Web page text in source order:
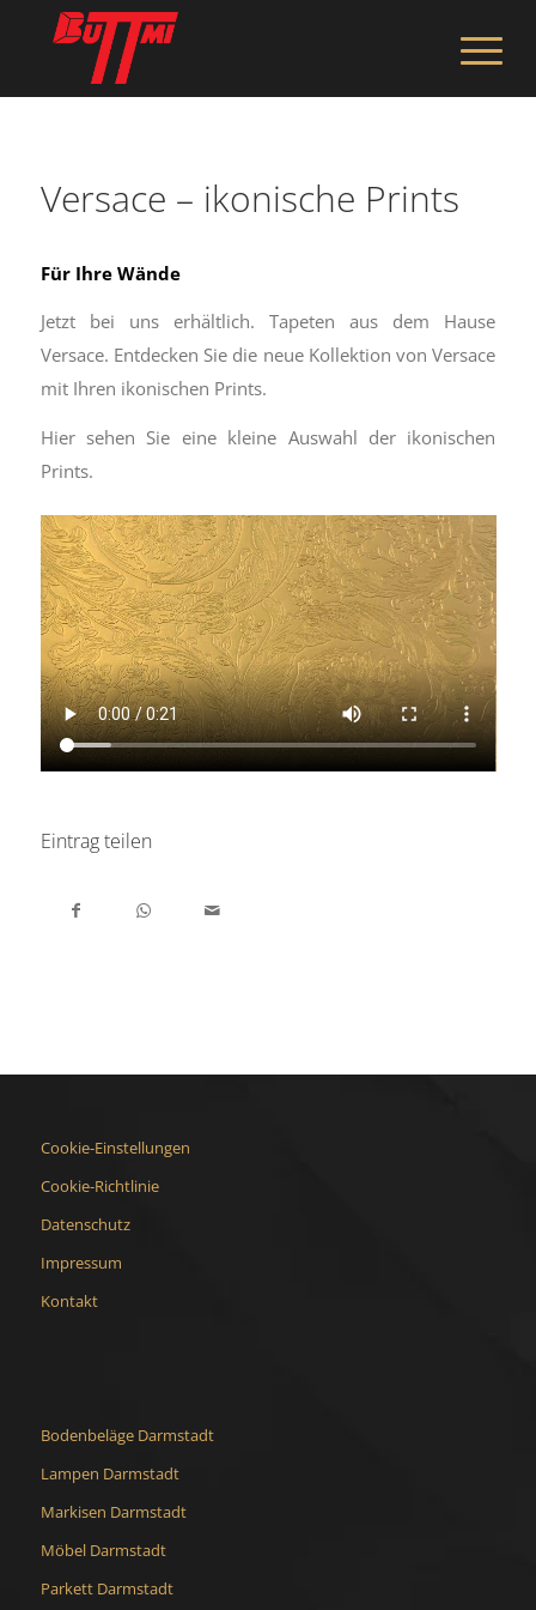
Versace – ikonische Prints
Für Ihre Wände
Jetzt bei uns erhältlich. Tapeten aus dem Hause
Versace. Entdecken Sie die neue Kollektion von Versace
mit Ihren ikonischen Prints.
Hier sehen Sie eine kleine Auswahl der ikonischen
Prints.
Eintrag teilen
Cookie-Einstellungen
Cookie-Richtlinie
Datenschutz
Impressum
Kontakt
Bodenbeläge Darmstadt
Lampen Darmstadt
Markisen Darmstadt
Möbel Darmstadt
Parkett Darmstadt